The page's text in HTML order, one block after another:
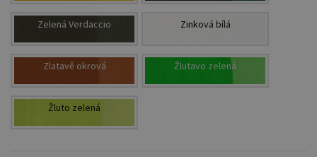
Zelená Verdaccio Zinková bílá
Zlatavě okrová Žlutavo zelená
Žluto zelená